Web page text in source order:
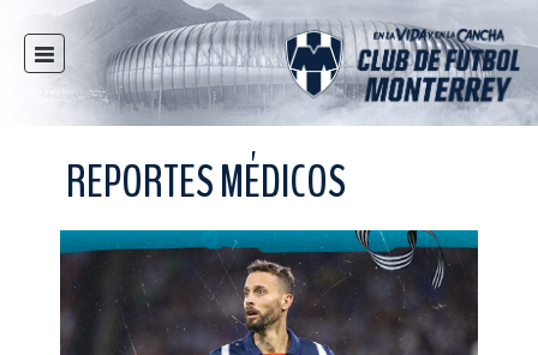
INICIO
NOTICIAS
RAYADOS
RAYADAS
FUERZAS BÁSICAS
REPORTES MÉDICOS